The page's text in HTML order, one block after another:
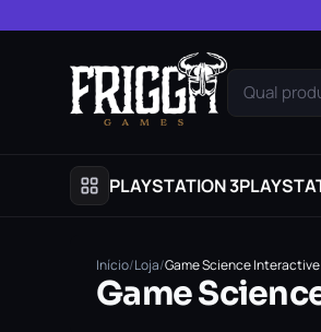
Qual
PLAYSTATION 3
Início/Loja/
Game